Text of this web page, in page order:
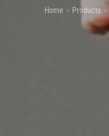
Home Products